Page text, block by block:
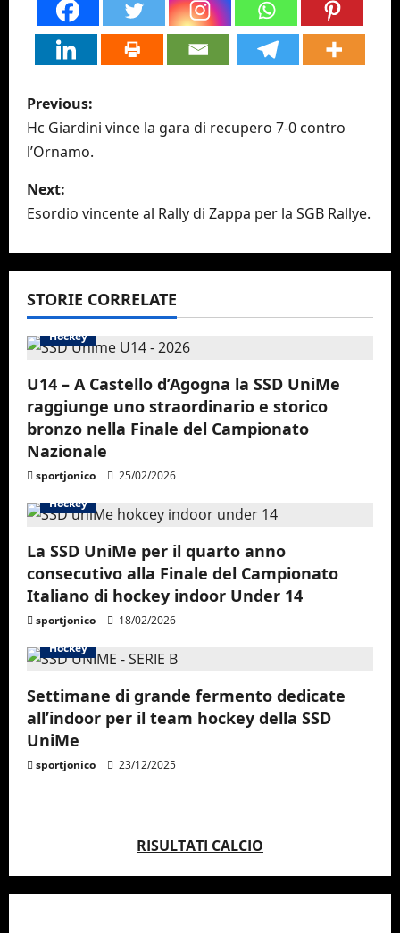
P
o
t
n
v
i
g
a
t
i
o
n
Previous:
Hc Giardini vince la gara di recupero 7-0 contro
l’Ornamo.
Next:
Esordio vincente al Rally di Zappa per la SGB Rallye.
STORIE CORRELATE
Hockey
U14 – A Castello d’Agogna la SSD UniMe
raggiunge uno straordinario e storico
bronzo nella Finale del Campionato
Nazionale
sportjonico
25/02/2026
Hockey
La SSD UniMe per il quarto anno
consecutivo alla Finale del Campionato
Italiano di hockey indoor Under 14
sportjonico
18/02/2026
Hockey
Settimane di grande fermento dedicate
all’indoor per il team hockey della SSD
UniMe
sportjonico 23/12/2025
RISULTATI CALCIO